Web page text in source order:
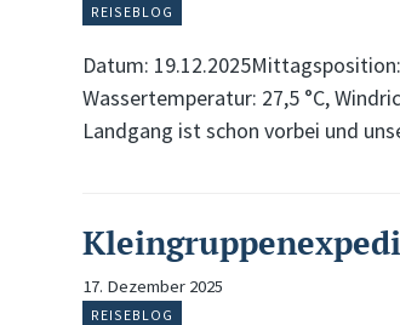
REISEBLOG
Datum:
Wassertemperatur: 27,5 °C,
Landgang ist schon vorbei und
17. Dezember 2025
REISEBLOG